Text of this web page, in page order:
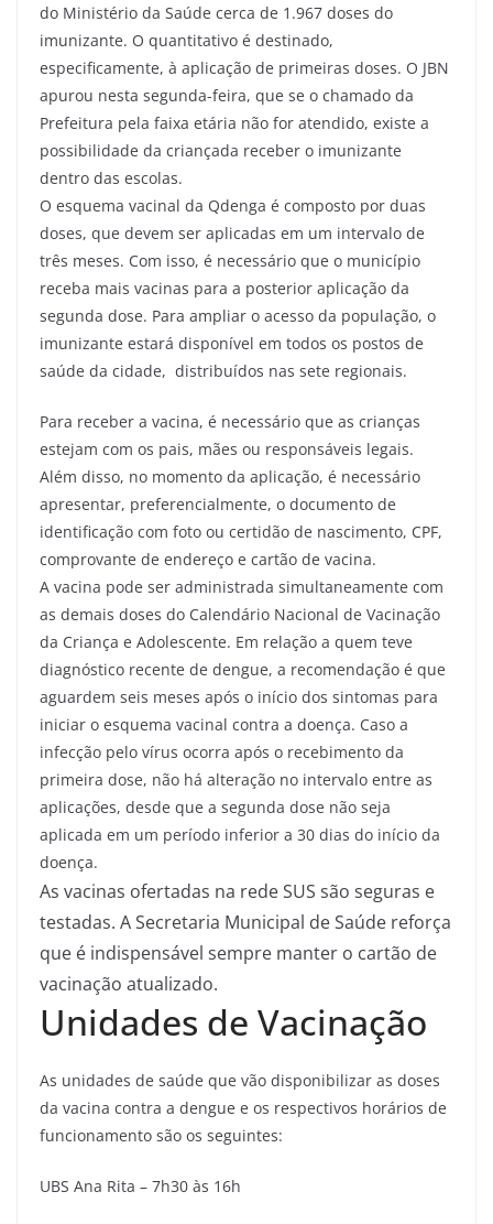
do Ministério da Saúde cerca de 1.967 doses do
imunizante. O quantitativo é destinado,
especificamente, à aplicação de primeiras doses. O JBN
apurou nesta segunda-feira, que se o chamado da
Prefeitura pela faixa etária não for atendido, existe a
possibilidade da criançada receber o imunizante
dentro das escolas.
O esquema vacinal da Qdenga é composto por duas
doses, que devem ser aplicadas em um intervalo de
três meses. Com isso, é necessário que o município
receba mais vacinas para a posterior aplicação da
segunda dose. Para ampliar o acesso da população, o
imunizante estará disponível em todos os postos de
saúde da cidade, distribuídos nas sete regionais.
Para receber a vacina, é necessário que as crianças
estejam com os pais, mães ou responsáveis legais.
Além disso, no momento da aplicação, é necessário
apresentar, preferencialmente, o documento de
identificação com foto ou certidão de nascimento, CPF,
comprovante de endereço e cartão de vacina.
A vacina pode ser administrada simultaneamente com
as demais doses do Calendário Nacional de Vacinação
da Criança e Adolescente. Em relação a quem teve
diagnóstico recente de dengue, a recomendação é que
aguardem seis meses após o início dos sintomas para
iniciar o esquema vacinal contra a doença. Caso a
infecção pelo vírus ocorra após o recebimento da
primeira dose, não há alteração no intervalo entre as
aplicações, desde que a segunda dose não seja
aplicada em um período inferior a 30 dias do início da
doença.
As vacinas ofertadas na rede SUS são seguras e
testadas. A Secretaria Municipal de Saúde reforça
que é indispensável sempre manter o cartão de
vacinação atualizado.
Unidades de Vacinação
As unidades de saúde que vão disponibilizar as doses
da vacina contra a dengue e os respectivos horários de
funcionamento são os seguintes:
UBS Ana Rita – 7h30 às 16h